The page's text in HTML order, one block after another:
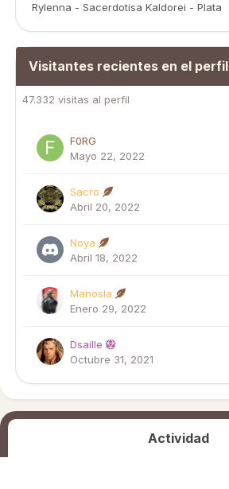
Rylenna - Sacerdotisa Kaldorei - Plata
Visitantes recientes en el perfil
47.332 visitas al perfil
F0RG
Mayo 22, 2022
Sacro
Abril 20, 2022
Noya
Abril 18, 2022
Manosla
Enero 29, 2022
Dsaille
Octubre 31, 2021
Actividad